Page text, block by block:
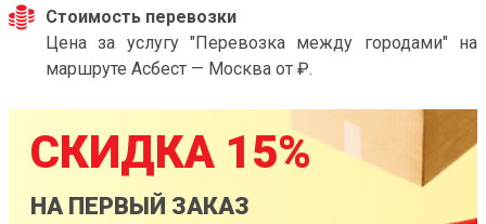
Стоимость перевозки
Цена за услугу "Перевозка между городами" на
маршруте Асбест — Москва от ₽.
СКИДКА 15%
НА ПЕРВЫЙ ЗАКАЗ